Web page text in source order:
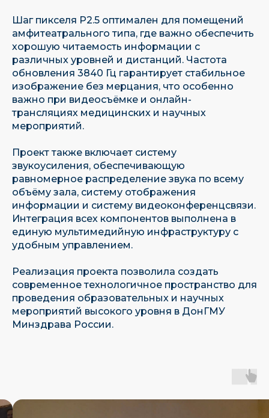
Шаг пикселя P2.5 оптимален для помещений
амфитеатрального типа, где важно обеспечить
хорошую читаемость информации с
различных уровней и дистанций. Частота
обновления 3840 Гц гарантирует стабильное
изображение без мерцания, что особенно
важно при видеосъёмке и онлайн-
трансляциях медицинских и научных
мероприятий.
Проект также включает систему
звукоусиления, обеспечивающую
равномерное распределение звука по всему
объёму зала, систему отображения
информации и систему видеоконференцсвязи.
Интеграция всех компонентов выполнена в
единую мультимедийную инфраструктуру с
удобным управлением.
Реализация проекта позволила создать
современное технологичное пространство для
проведения образовательных и научных
мероприятий высокого уровня в ДонГМУ
Минздрава России.
Имеем собственную научно-
исследовательскую базу